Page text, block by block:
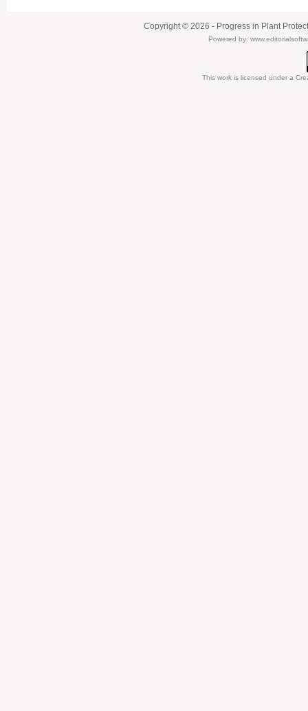
Copyright © 2026 - Progress in Plant
Powered by:
This work is licensed under a